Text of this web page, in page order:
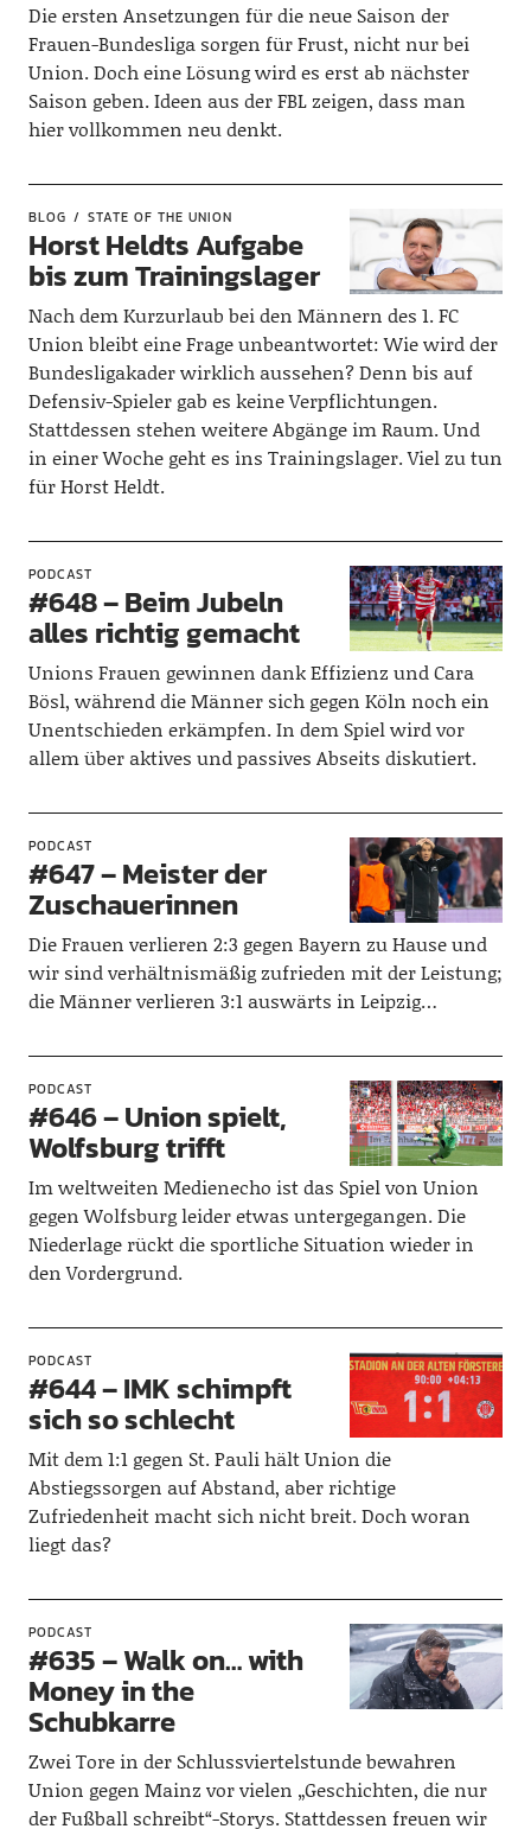
Die ersten Ansetzungen für die neue Saison der
Frauen-Bundesliga sorgen für Frust, nicht nur bei
Union. Doch eine Lösung wird es erst ab nächster
Saison geben. Ideen aus der FBL zeigen, dass man
hier vollkommen neu denkt.
BLOG STATE OF THE UNION
Horst Heldts Aufgabe
bis zum Trainingslager
Nach dem Kurzurlaub bei den Männern des 1. FC
Union bleibt eine Frage unbeantwortet: Wie wird der
Bundesligakader wirklich aussehen? Denn bis auf
Defensiv-Spieler gab es keine Verpflichtungen.
Stattdessen stehen weitere Abgänge im Raum. Und
in einer Woche geht es ins Trainingslager. Viel zu tun
für Horst Heldt.
PODCAST
#648 – Beim Jubeln
alles richtig gemacht
Unions Frauen gewinnen dank Effizienz und Cara
Bösl, während die Männer sich gegen Köln noch ein
Unentschieden erkämpfen. In dem Spiel wird vor
allem über aktives und passives Abseits diskutiert.
PODCAST
#647 – Meister der
Zuschauerinnen
Die Frauen verlieren 2:3 gegen Bayern zu Hause und
wir sind verhältnismäßig zufrieden mit der Leistung;
die Männer verlieren 3:1 auswärts in Leipzig…
PODCAST
#646 – Union spielt,
Wolfsburg trifft
Im weltweiten Medienecho ist das Spiel von Union
gegen Wolfsburg leider etwas untergegangen. Die
Niederlage rückt die sportliche Situation wieder in
den Vordergrund.
PODCAST
#644 – IMK schimpft
sich so schlecht
Mit dem 1:1 gegen St. Pauli hält Union die
Abstiegssorgen auf Abstand, aber richtige
Zufriedenheit macht sich nicht breit. Doch woran
liegt das?
PODCAST
#635 – Walk on… with
Money in the
Schubkarre
Zwei Tore in der Schlussviertelstunde bewahren
Union gegen Mainz vor vielen „Geschichten, die nur
der Fußball schreibt“-Storys. Stattdessen freuen wir